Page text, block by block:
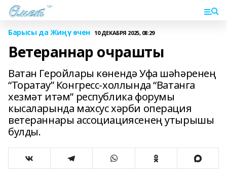
Барысы да Жиңү өчен 10 ДЕКАБРЯ 2025, 08:29
Ветераннар очрашты
Ватан Геройлары көнендә Уфа шәһәренең
“Торатау” Конгресс-холлында “Ватанга
хезмәт итәм” республика форумы
кысаларында махсус хәрби операция
ветераннары ассоциациясенең утырышы
булды.